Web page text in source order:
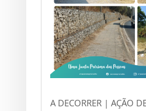
A DECORRER | AÇÃO